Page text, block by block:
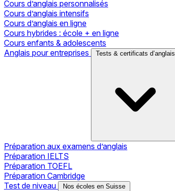
Cours d’anglais personnalisés
Cours d’anglais intensifs
Cours d’anglais en ligne
Cours hybrides : école + en ligne
Cours enfants & adolescents
Anglais pour entreprises
Tests & certificats d’anglais
Préparation aux examens d’anglais
Préparation IELTS
Préparation TOEFL
Préparation Cambridge
Test de niveau
Nos écoles en Suisse